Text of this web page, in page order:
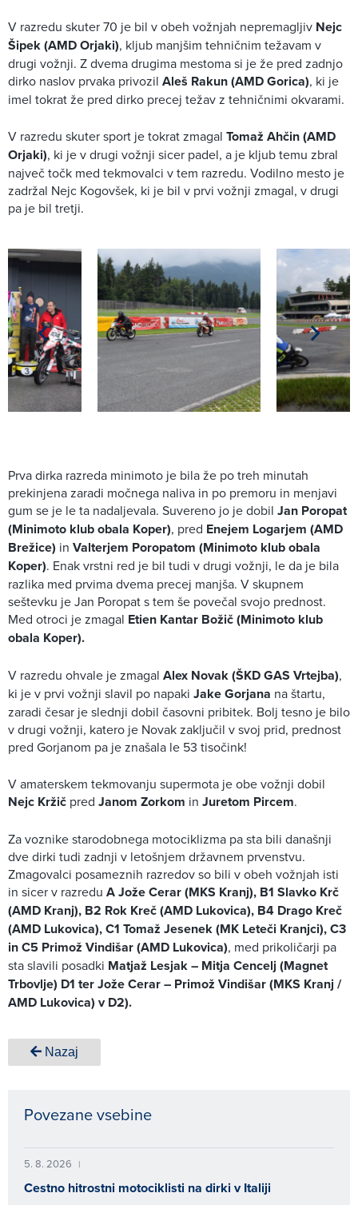
V razredu skuter 70 je bil v obeh vožnjah nepremagljiv Nejc
Šipek (AMD Orjaki), kljub manjšim tehničnim težavam v
drugi vožnji. Z dvema drugima mestoma si je že pred zadnjo
dirko naslov prvaka privozil Aleš Rakun (AMD Gorica), ki je
imel tokrat že pred dirko precej težav z tehničnimi okvarami.
V razredu skuter sport je tokrat zmagal Tomaž Ahčin (AMD
Orjaki), ki je v drugi vožnji sicer padel, a je kljub temu zbral
največ točk med tekmovalci v tem razredu. Vodilno mesto je
zadržal Nejc Kogovšek, ki je bil v prvi vožnji zmagal, v drugi
pa je bil tretji.
Prva dirka razreda minimoto je bila že po treh minutah
prekinjena zaradi močnega naliva in po premoru in menjavi
gum se je le ta nadaljevala. Suvereno jo je dobil Jan Poropat
(Minimoto klub obala Koper), pred Enejem Logarjem (AMD
Brežice) in Valterjem Poropatom (Minimoto klub obala
Koper). Enak vrstni red je bil tudi v drugi vožnji, le da je bila
razlika med prvima dvema precej manjša. V skupnem
seštevku je Jan Poropat s tem še povečal svojo prednost.
Med otroci je zmagal Etien Kantar Božič (Minimoto klub
obala Koper).
V razredu ohvale je zmagal Alex Novak (ŠKD GAS Vrtejba),
ki je v prvi vožnji slavil po napaki Jake Gorjana na štartu,
zaradi česar je slednji dobil časovni pribitek. Bolj tesno je bilo
v drugi vožnji, katero je Novak zaključil v svoj prid, prednost
pred Gorjanom pa je znašala le 53 tisočink!
V amaterskem tekmovanju supermota je obe vožnji dobil
Nejc Kržič pred Janom Zorkom in Juretom Pircem.
Za voznike starodobnega motociklizma pa sta bili današnji
dve dirki tudi zadnji v letošnjem državnem prvenstvu.
Zmagovalci posameznih razredov so bili v obeh vožnjah isti
in sicer v razredu A Jože Cerar (MKS Kranj), B1 Slavko Krč
(AMD Kranj), B2 Rok Kreč (AMD Lukovica), B4 Drago Kreč
(AMD Lukovica), C1 Tomaž Jesenek (MK Leteči Kranjci), C3
in C5 Primož Vindišar (AMD Lukovica), med prikoličarji pa
sta slavili posadki Matjaž Lesjak – Mitja Cencelj (Magnet
Trbovlje) D1 ter Jože Cerar – Primož Vindišar (MKS Kranj /
AMD Lukovica) v D2).
Nazaj
Povezane vsebine
5. 8. 2026 |
Cestno hitrostni motociklisti na dirki v Italiji